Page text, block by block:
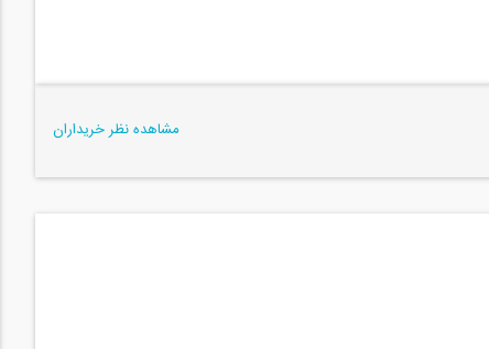
مشاهده نظر خریداران